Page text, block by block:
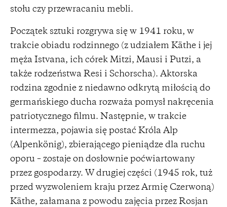
stołu czy przewracaniu mebli.
Początek sztuki rozgrywa się w 1941 roku, w
trakcie obiadu rodzinnego (z udziałem Käthe i jej
męża Istvana, ich córek Mitzi, Mausi i Putzi, a
także rodzeństwa Resi i Schorscha). Aktorska
rodzina zgodnie z niedawno odkrytą miłością do
germańskiego ducha rozważa pomysł nakręcenia
patriotycznego filmu. Następnie, w trakcie
intermezza, pojawia się postać Króla Alp
(Alpenkönig), zbierającego pieniądze dla ruchu
oporu – zostaje on dosłownie poćwiartowany
przez gospodarzy. W drugiej części (1945 rok, tuż
przed wyzwoleniem kraju przez Armię Czerwoną)
Käthe, załamana z powodu zajęcia przez Rosjan